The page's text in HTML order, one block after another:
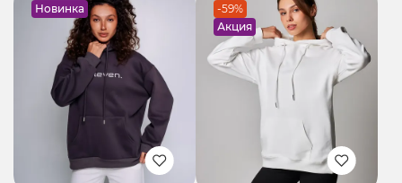
Новинка
-59%
Акция